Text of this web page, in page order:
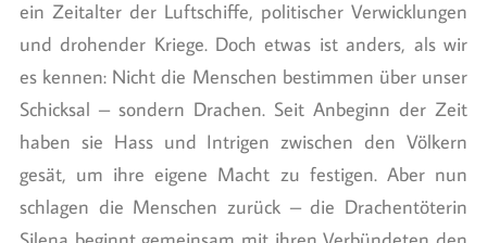
ein Zeitalter der Luftschiffe, politischer Verwicklungen
und drohender Kriege. Doch etwas ist anders, als wir
es kennen: Nicht die Menschen bestimmen über unser
Schicksal – sondern Drachen. Seit Anbeginn der Zeit
haben sie Hass und Intrigen zwischen den Völkern
gesät, um ihre eigene Macht zu festigen. Aber nun
schlagen die Menschen zurück – die Drachentöterin